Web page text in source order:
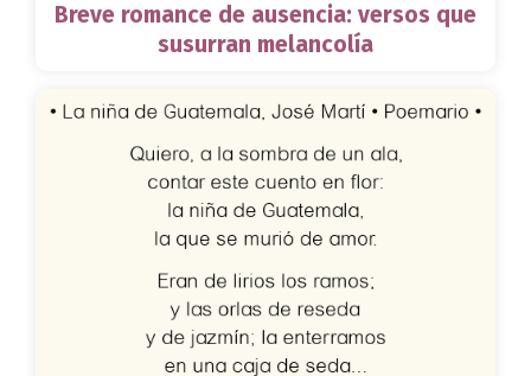
Breve romance de ausencia: versos que
susurran melancolía